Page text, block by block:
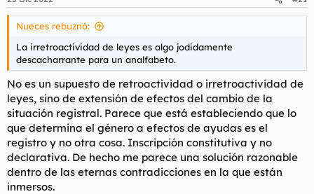
Nueces rebuznó:
La irretroactividad de leyes es algo jodidamente
descacharrante para un analfabeto.
No es un supuesto de retroactividad o irretroactividad de
leyes, sino de extensión de efectos del cambio de la
situación registral. Parece que está estableciendo que lo
que determina el género a efectos de ayudas es el
registro y no otra cosa. Inscripción constitutiva y no
declarativa. De hecho me parece una solución razonable
dentro de las eternas contradicciones en la que están
inmersos.